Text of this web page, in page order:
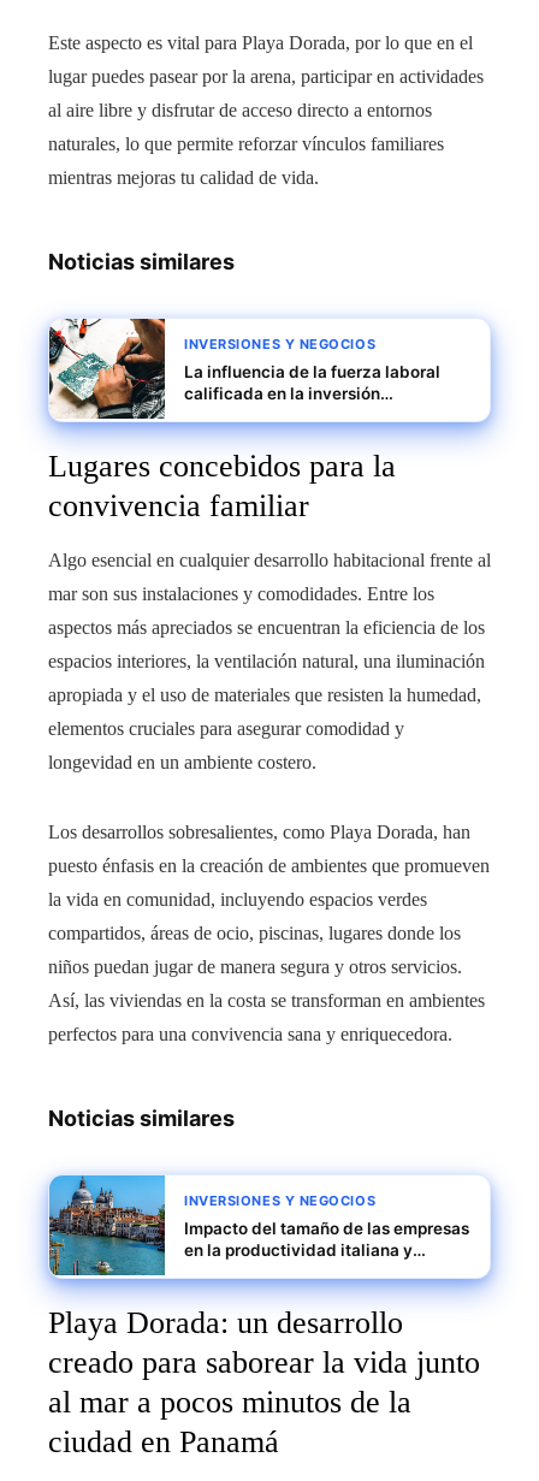
Este aspecto es vital para Playa Dorada, por lo que en el
lugar puedes pasear por la arena, participar en actividades
al aire libre y disfrutar de acceso directo a entornos
naturales, lo que permite reforzar vínculos familiares
mientras mejoras tu calidad de vida.
Noticias similares
INVERSIONES Y NEGOCIOS
La influencia de la fuerza laboral
calificada en la inversión
Lugares concebidos para la
convivencia familiar
Algo esencial en cualquier desarrollo habitacional frente al
mar son sus instalaciones y comodidades. Entre los
aspectos más apreciados se encuentran la eficiencia de los
espacios interiores, la ventilación natural, una iluminación
apropiada y el uso de materiales que resisten la humedad,
elementos cruciales para asegurar comodidad y
longevidad en un ambiente costero.
Los desarrollos sobresalientes, como Playa Dorada, han
puesto énfasis en la creación de ambientes que promueven
la vida en comunidad, incluyendo espacios verdes
compartidos, áreas de ocio, piscinas, lugares donde los
niños puedan jugar de manera segura y otros servicios.
Así, las viviendas en la costa se transforman en ambientes
perfectos para una convivencia sana y enriquecedora.
Noticias similares
INVERSIONES Y NEGOCIOS
Impacto del tamaño de las empresas
en la productividad italiana y
Playa Dorada: un desarrollo
creado para saborear la vida junto
al mar a pocos minutos de la
ciudad en Panamá